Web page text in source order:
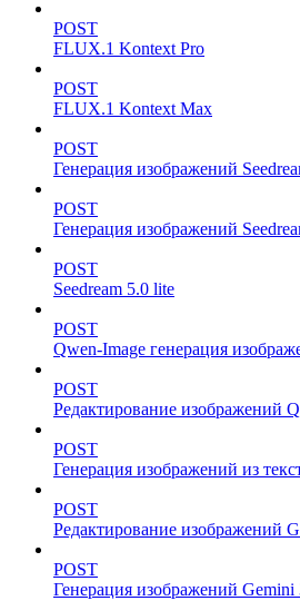
POST
FLUX.1 Kontext Pro
POST
FLUX.1 Kontext Max
POST
Генерация изображений
POST
Генерация изображений
POST
Seedream 5.0 lite
POST
Qwen-Image генерация
POST
Редактирование изображений
POST
Генерация изображений из
POST
Редактирование изображений
POST
Генерация изображений Gemini